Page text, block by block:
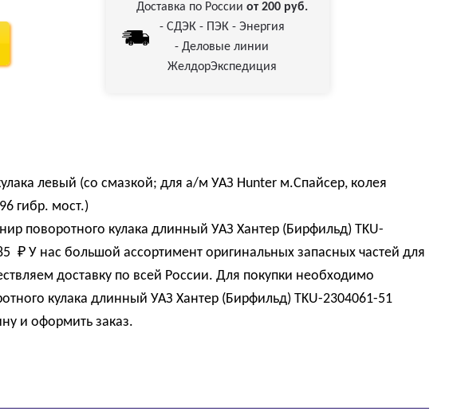
Доставка по России от 200 руб.
- СДЭК - ПЭК - Энергия
- Деловые линии
ЖелдорЭкспедиция
левый (со смазкой; для а/м УАЗ Hunter м.Спайсер, колея
гибр. мост.)
поворотного кулака длинный УАЗ Хантер (Бирфильд) TKU-
₽ У нас большой ассортимент оригинальных запасных частей для
доставку по всей России. Для покупки необходимо
кулака длинный УАЗ Хантер (Бирфильд) TKU-2304061-51
и оформить заказ.